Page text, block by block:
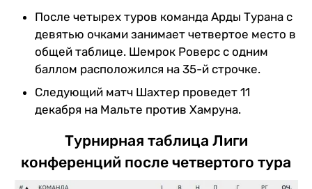
После четырех туров команда Арды Турана с
девятью очками занимает четвертое место в
общей таблице. Шемрок Роверс с одним
баллом расположился на 35-й строчке.
Следующий матч Шахтер проведет 11
декабря на Мальте против Хамруна.
Турнирная таблица Лиги
конференций после четвертого тура